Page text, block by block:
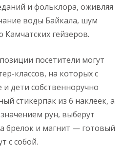
и фольклора, оживляя
воды Байкала, шум
гейзеров.
посетители могут
классов, на которых с
дети собственноручно
стикерпак из 6 наклеек, а
рун, выберут
брелок и магнит — готовый
с собой.